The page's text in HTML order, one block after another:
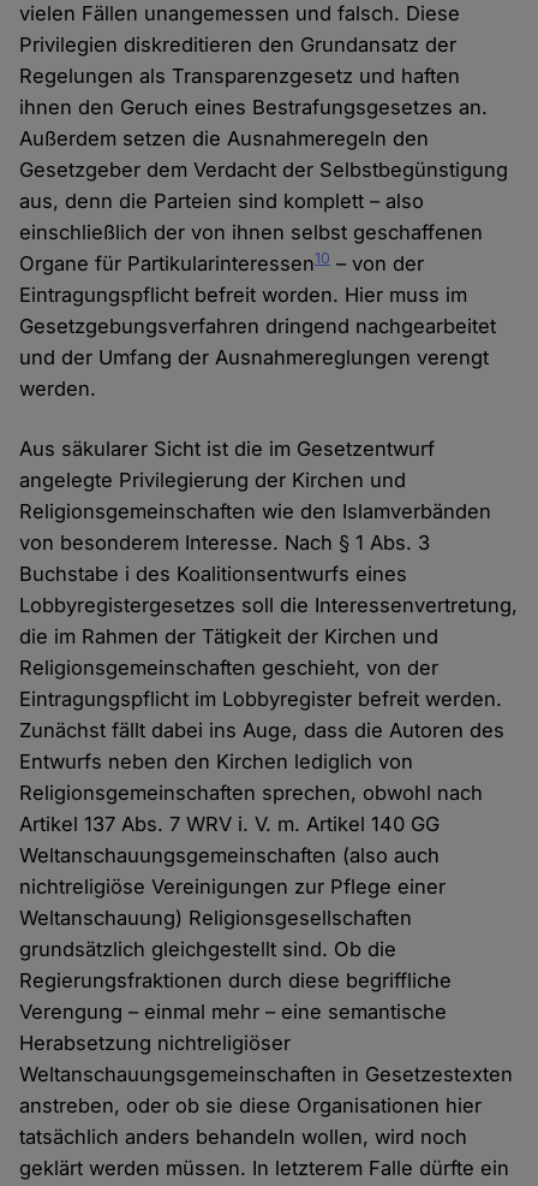
vielen Fällen unangemessen und falsch. Diese
Privilegien diskreditieren den Grundansatz der
Regelungen als Transparenzgesetz und haften
ihnen den Geruch eines Bestrafungsgesetzes an.
Außerdem setzen die Ausnahmeregeln den
Gesetzgeber dem Verdacht der Selbstbegünstigung
aus, denn die Parteien sind komplett – also
einschließlich der von ihnen selbst geschaffenen
Organe für Partikularinteressen10 – von der
Eintragungspflicht befreit worden. Hier muss im
Gesetzgebungsverfahren dringend nachgearbeitet
und der Umfang der Ausnahmereglungen verengt
werden.
Aus säkularer Sicht ist die im Gesetzentwurf
angelegte Privilegierung der Kirchen und
Religionsgemeinschaften wie den Islamverbänden
von besonderem Interesse. Nach § 1 Abs. 3
Buchstabe i des Koalitionsentwurfs eines
Lobbyregistergesetzes soll die Interessenvertretung,
die im Rahmen der Tätigkeit der Kirchen und
Religionsgemeinschaften geschieht, von der
Eintragungspflicht im Lobbyregister befreit werden.
Zunächst fällt dabei ins Auge, dass die Autoren des
Entwurfs neben den Kirchen lediglich von
Religionsgemeinschaften sprechen, obwohl nach
Artikel 137 Abs. 7 WRV i. V. m. Artikel 140 GG
Weltanschauungsgemeinschaften (also auch
nichtreligiöse Vereinigungen zur Pflege einer
Weltanschauung) Religionsgesellschaften
grundsätzlich gleichgestellt sind. Ob die
Regierungsfraktionen durch diese begriffliche
Verengung – einmal mehr – eine semantische
Herabsetzung nichtreligiöser
Weltanschauungsgemeinschaften in Gesetzestexten
anstreben, oder ob sie diese Organisationen hier
tatsächlich anders behandeln wollen, wird noch
geklärt werden müssen. In letzterem Falle dürfte ein